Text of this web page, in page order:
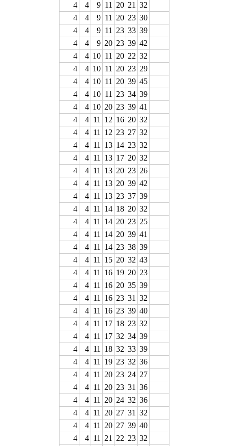
4
4 9 11 20 21 32
4
4 9 11 20 23 30
4
4 9 11 23 33 39
4
4 9 20 23 39 42
4
4 10 11 20 22 32
4
4 10 11 20 23 29
4
4 10 11 20 39 45
4
4 10 11 23 34 39
4
4 10 20 23 39 41
4
4 11 12 16 20 32
4
4 11 12 23 27 32
4
4 11 13 14 23 32
4
4 11 13 17 20 32
4
4 11 13 20 23 26
4
4 11 13 20 39 42
4
4 11 13 23 37 39
4
4 11 14 18 20 32
4
4 11 14 20 23 25
4
4 11 14 20 39 41
4
4 11 14 23 38 39
4
4 11 15 20 32 43
4
4 11 16 19 20 23
4
4 11 16 20 35 39
4
4 11 16 23 31 32
4
4 11 16 23 39 40
4
4 11 17 18 23 32
4
4 11 17 32 34 39
4
4 11 18 32 33 39
4
4 11 19 23 32 36
4
4 11 20 23 24 27
4
4 11 20 23 31 36
4
4 11 20 24 32 36
4
4 11 20 27 31 32
4
4 11 20 27 39 40
4
4 11 21 22 23 32